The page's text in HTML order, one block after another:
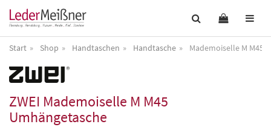
Start Shop Handtaschen Handtasche Mademoiselle M M45
ZWEI Mademoiselle M M45
Umhängetasche